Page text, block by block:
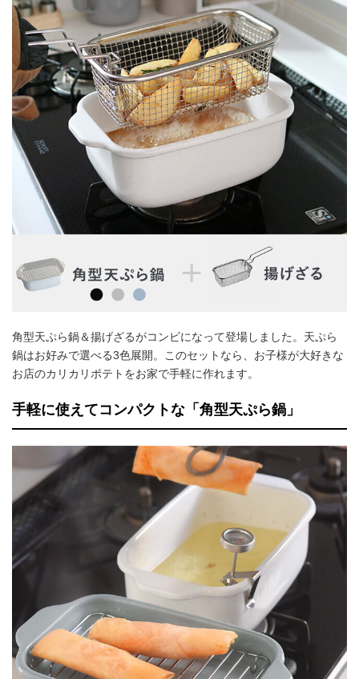
角型天ぷら鍋＆揚げざるがコンビになって登場しました。天ぷら
鍋はお好みで選べる3色展開。このセットなら、お子様が大好きな
お店のカリカリポテトをお家で手軽に作れます。
手軽に使えてコンパクトな「角型天ぷら鍋」